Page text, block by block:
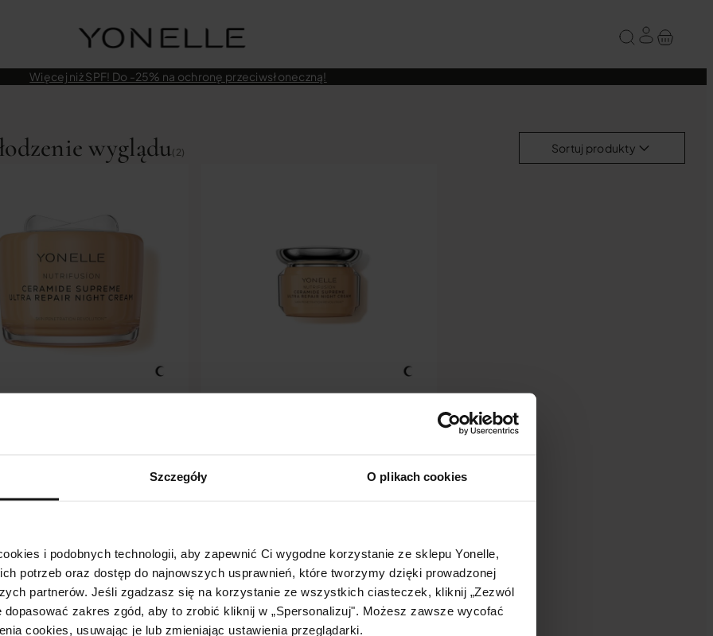
Szczegóły O plikach cookies
i podobnych technologii, aby zapewnić Ci wygodne korzystanie ze sklepu Yonelle,
potrzeb oraz dostęp do najnowszych usprawnień, które tworzymy dzięki prowadzonej
partnerów. Jeśli zgadzasz się na korzystanie ze wszystkich ciasteczek, kliknij „Zezwól
zakres zgód, aby to zrobić kliknij w „Spersonalizuj". Możesz zawsze wycofać
cookies, usuwając je lub zmieniając ustawienia przeglądarki.
Więcej niż SPF! Do -25% na ochronę przeciwsłoneczną!
wyglądu(2) Sortuj produkty
Ultra-Naprawczy
Noc Z Ceramidami
Dodaj do koszyka
NUTRIFUSÍON Ultra-Naprawczy
Dodaj do koszyka